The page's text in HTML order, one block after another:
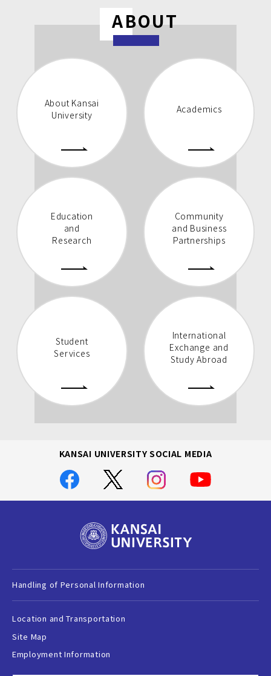
ABOUT
About Kansai
University
Academics
Education
and
Research
Community
and Business
Partnerships
Student
Services
International
Exchange and
Study Abroad
KANSAI UNIVERSITY SOCIAL MEDIA
Handling of Personal Information
Location and Transportation
Site Map
Employment Information